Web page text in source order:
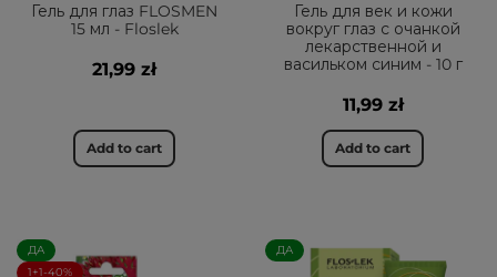
Гель для глаз FLOSMEN
15 мл - Floslek
21,99 zł
Add to cart
Гель для век и кожи
вокруг глаз с очанкой
лекарственной и
васильком синим - 10 г
11,99 zł
Add to cart
ДА
1+1-40%
ДА